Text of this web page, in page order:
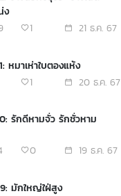
ง
1 21 ธ.ค. 67
หมาเห่าใบตองแห้ง
1 20 ธ.ค. 67
รักดีหามจั่ว รักชั่วหาม
0 19 ธ.ค. 67
มักใหญ่ใฝ่สูง